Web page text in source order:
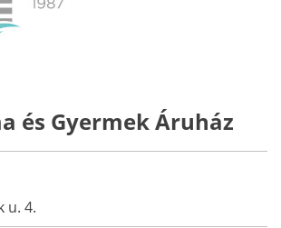
és Gyermek Áruház
u. 4.